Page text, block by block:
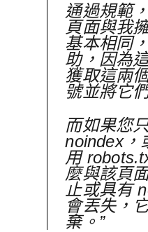
通過規範
頁面與我
基本相同
助，因為
獲取這兩
號並將它
而如果您
noindex，
用
麼與該頁
止或具有
會丟失，
棄。”